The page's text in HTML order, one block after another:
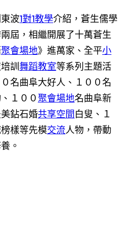
波1對1教學介紹，蒼生儒學
屆，相繼開展了十萬蒼生
聚會場地》進萬家、全平小
訓 舞蹈教室等系列主題活
名曲阜大好人、１００名
１００聚會場地名曲阜新
鉆石婚共享空間白叟、１
樣等先模交流人物，帶動
。